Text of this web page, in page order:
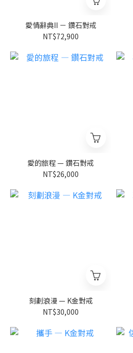
愛情辭典II － 鑽石對戒
NT$72,900
愛的旅程 — 鑽石對戒
NT$26,000
刻劃浪漫 — K金對戒
NT$30,000